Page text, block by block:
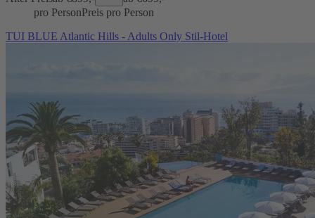
pro PersonPreis pro Person
TUI BLUE Atlantic Hills - Adults Only Stil-Hotel